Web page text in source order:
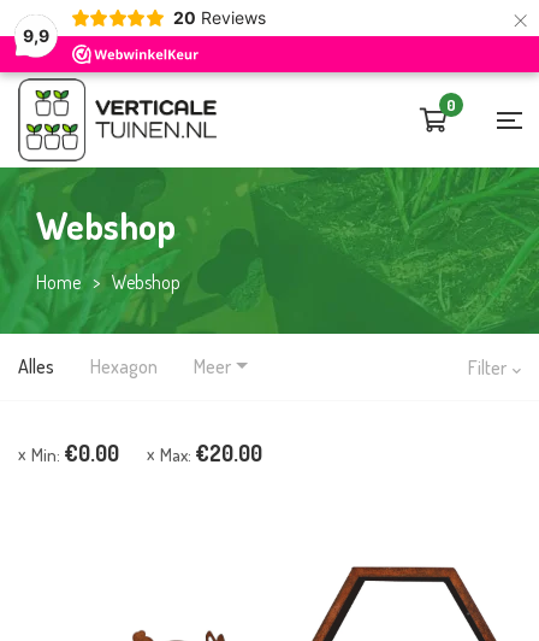
9,9
20 Reviews ×
0
Webshop
Home > Webshop
Alles Hexagon Meer Filter
Min: €0.00 Max: €20.00